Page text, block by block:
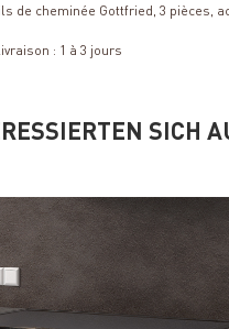
de cheminée Gottfried, 3 pièces,
: 1 à 3 jours
SICH